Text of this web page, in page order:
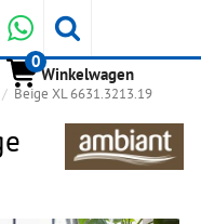
Whatsapp
0
Winkelwagen
Beige XL 6631.3213.19